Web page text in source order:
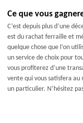
Ce que vous
C’est depuis plus d’une
est du rachat ferraille et
quelque chose que l’on
un service de choix pour
vous profiterez d’une
vente qui vous satisfera au
un particulier. N’hésitez